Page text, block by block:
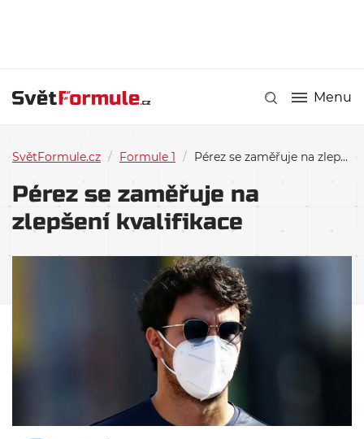
Menu
SvětFormule.cz / Formule 1 / Pérez se zaměřuje na zlepšení kvalifikace
Pérez se zaměřuje na
zlepšení kvalifikace